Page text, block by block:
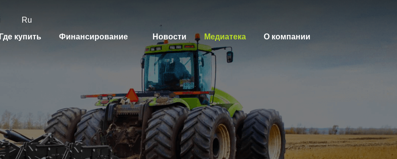
Ru
Где купить Финансирование Новости Медиатека О компании